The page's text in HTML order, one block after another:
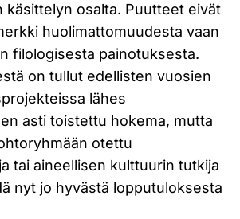
käsittelyn osalta. Puutteet eivät
huolimattomuudesta vaan
filologisesta painotuksesta.
on tullut edellisten vuosien
lähes
asti toistettu hokema, mutta
otettu
tai aineellisen kulttuurin tutkija
nyt jo hyvästä lopputuloksesta